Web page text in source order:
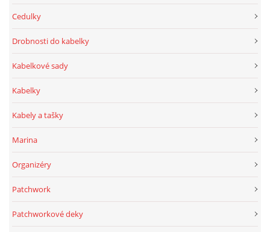
Cedulky
Drobnosti do kabelky
Kabelkové sady
Kabelky
Kabely a tašky
Marina
Organizéry
Patchwork
Patchworkové deky